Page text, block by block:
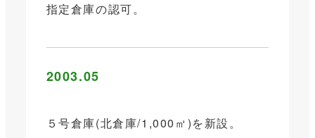
指定倉庫の認可。
2003.05
５号倉庫(北倉庫/1,000㎡)を新設。